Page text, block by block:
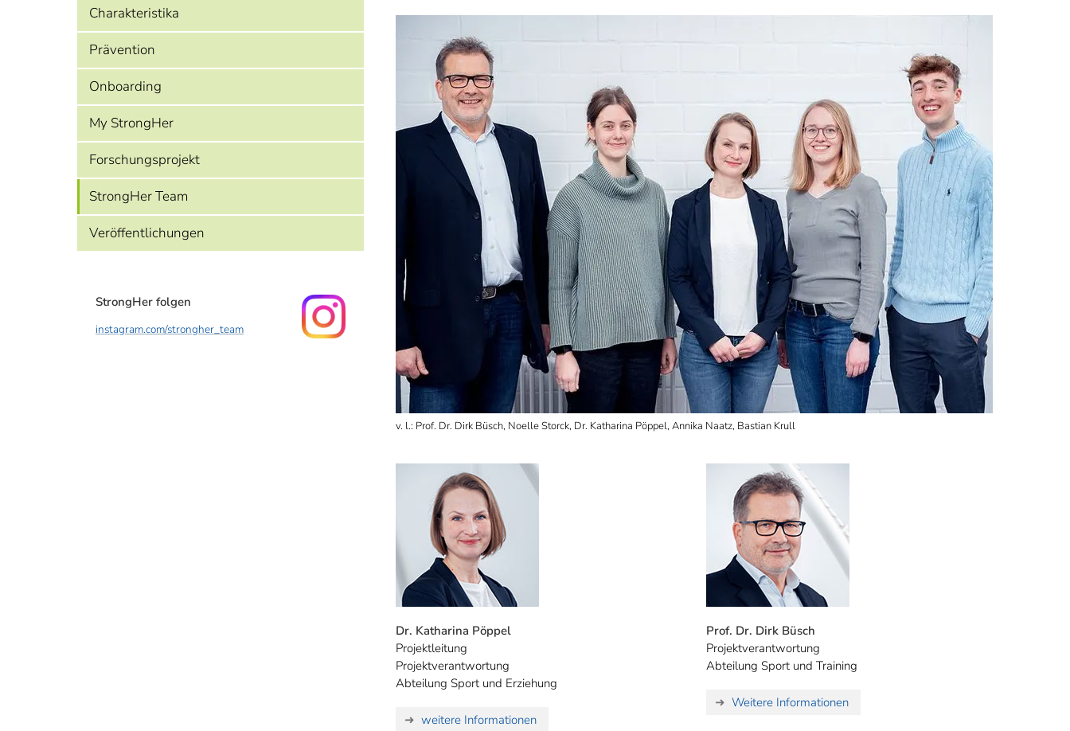
Charakteristika
Prävention
Onboarding
My StrongHer
Forschungsprojekt
StrongHer Team
Veröffentlichungen
StrongHer folgen
instagram.com/strongher_team
v. l.: Prof. Dr. Dirk Büsch, Noelle Storck, Dr. Katharina Pöppel, Annika Naatz, Bastian Krull
Dr. Katharina Pöppel
Projektleitung
Projektverantwortung
Abteilung Sport und Erziehung
weitere Informationen
Prof. Dr. Dirk Büsch
Projektverantwortung
Abteilung Sport und Training
Weitere Informationen